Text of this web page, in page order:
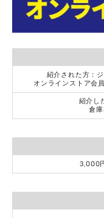
紹介された方：
オンラインストア会
紹介し
倉
3,000